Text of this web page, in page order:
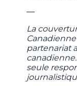
—
La
partenariat
seule